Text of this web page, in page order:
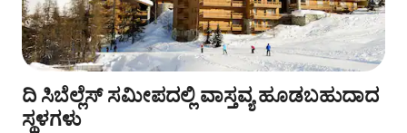
ದಿ ಸಿಬೆಲ್ಲೆಸ್ ಸಮೀಪದಲ್ಲಿ ವಾಸ್ತವ್ಯ ಹೂಡಬಹುದಾದ
ಸ್ಥಳಗಳು